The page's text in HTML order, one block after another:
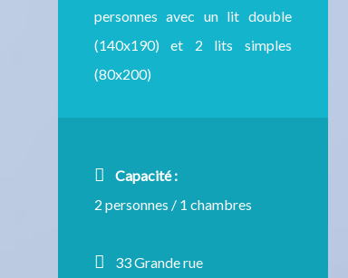
personnes avec un lit double
(140x190) et 2 lits simples
(80x200)
Capacité :
2 personnes / 1 chambres
33 Grande rue